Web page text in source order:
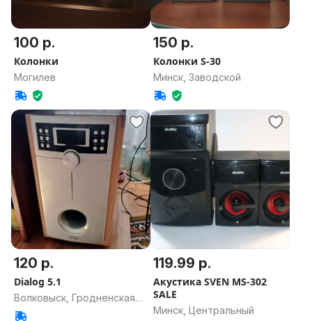
100 р.
Колонки
Могилев
150 р.
Колонки S-30
Минск, Заводской
120 р.
Dialog 5.1
Волковыск, Гродненская
область
119.99 р.
Акустика SVEN MS-302
SALE
Минск, Центральный